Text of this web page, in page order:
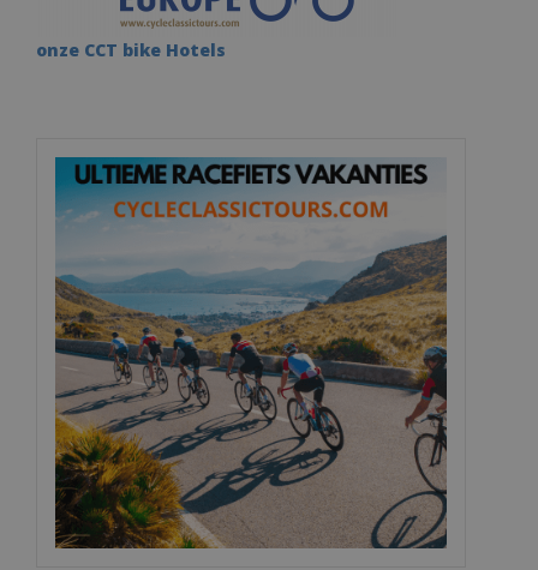
onze CCT bike Hotels